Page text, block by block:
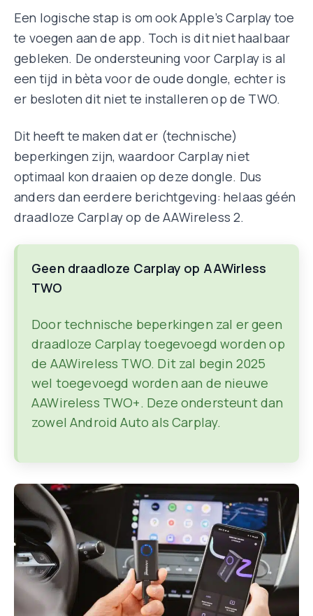
Een logische stap is om ook Apple’s Carplay toe
te voegen aan de app. Toch is dit niet haalbaar
gebleken. De ondersteuning voor Carplay is al
een tijd in bèta voor de oude dongle, echter is
er besloten dit niet te installeren op de TWO.
Dit heeft te maken dat er (technische)
beperkingen zijn, waardoor Carplay niet
optimaal kon draaien op deze dongle. Dus
anders dan eerdere berichtgeving: helaas géén
draadloze Carplay op de AAWireless 2.
Geen draadloze Carplay op AAWirless
TWO
Door technische beperkingen zal er geen
draadloze Carplay toegevoegd worden op
de AAWireless TWO. Dit zal begin 2025
wel toegevoegd worden aan de nieuwe
AAWireless TWO+. Deze ondersteunt dan
zowel Android Auto als Carplay.